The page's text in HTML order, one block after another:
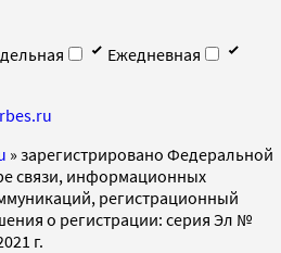
Ежедневная
» зарегистрировано Федеральной
связи, информационных
регистрационный
о регистрации: серия Эл №
г.